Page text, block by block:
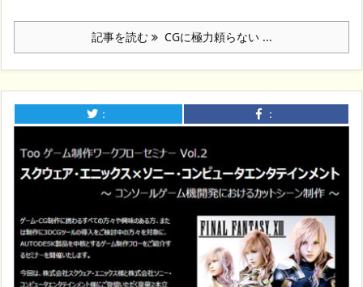
記事を読む CGに極力頼らない ...
： ：